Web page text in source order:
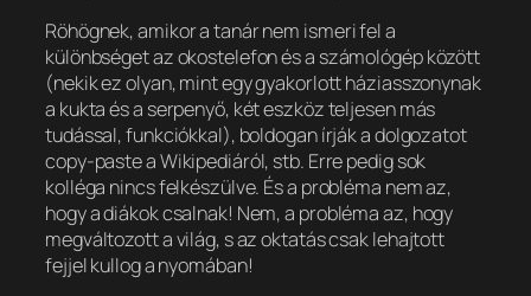
Röhögnek, amikor a tanár nem ismeri fel a
különbséget az okostelefon és a számológép között
(nekik ez olyan, mint egy gyakorlott háziasszonynak
a kukta és a serpenyő, két eszköz teljesen más
tudással, funkciókkal), boldogan írják a dolgozatot
copy-paste a Wikipediáról, stb. Erre pedig sok
kolléga nincs felkészülve. És a probléma nem az,
hogy a diákok csalnak! Nem, a probléma az, hogy
megváltozott a világ, s az oktatás csak lehajtott
fejjel kullog a nyomában!